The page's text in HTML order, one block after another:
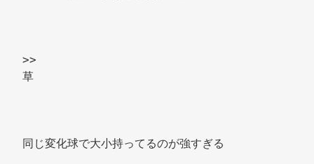
>>
草
同じ変化球で大小持ってるのが強すぎる